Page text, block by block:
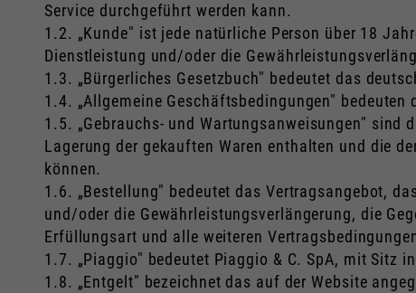
Service durchgeführt werden kann.
1.2. „Kunde" ist jede natürliche Person über 18
Dienstleistung und/oder die
1.3. „Bürgerliches Gesetzbuch" bedeutet das
1.4. „Allgemeine Geschäftsbedingungen"
1.5. „Gebrauchs- und Wartungsanweisungen" sind
Lagerung der gekauften Waren enthalten und die
können.
1.6. „Bestellung" bedeutet das Vertragsangebot,
und/oder die Gewährleistungsverlängerung, die
Erfüllungsart und alle weiteren
1.7. „Piaggio" bedeutet Piaggio & C. SpA, mit Sitz
1.8. „Entgelt" bezeichnet das auf der Website